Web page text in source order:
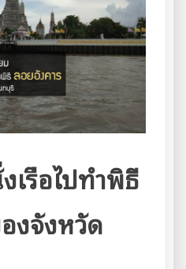
รือไปทำพิธี
งจังหวัด